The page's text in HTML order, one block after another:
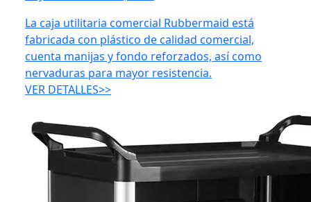
La caja utilitaria comercial Rubbermaid está
fabricada con plástico de calidad comercial,
cuenta manijas y fondo reforzados, así como
nervaduras para mayor resistencia.
VER DETALLES>>